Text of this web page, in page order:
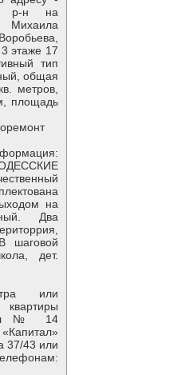
р-н на
этаже 17
тип
общая
метров,
площадь
на
Два
шаговой
дет.
или
№ 14
37/43 или